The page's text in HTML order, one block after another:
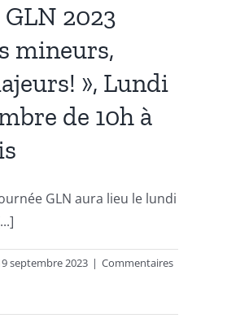
2023
mineurs,
», Lundi
de 10h à
GLN aura lieu le lundi
septembre 2023 | Commentaires